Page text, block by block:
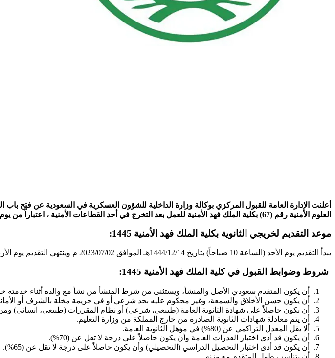
العلوم الأمنية رقم (67) بكلية الملك فهد الأمنية للعمل بعد التخرج في أحد القطاعات الأمنية ، اعتباراً من يوم الأحد 1444/12/14هـ حتى يوم الأربعاء 1444/12/17هـ .
موعد التقديم لخريجي الثانوية بكلية الملك فهد الأمنية 1445:
يبدأ التقديم يوم الأحد (الساعة 10 صباحاً) بتاريخ 1444/12/14هـ الموافق 2023/07/02 م وينتهي التقديم يوم الأربعاء (الساعة 10 صباحاً) بتاريخ 1444/12/17هـ الموافق 2023/07/05م.
شروط وضوابط القبول في كلية الملك فهد الأمنية 1445:
أن يكون المتقدم سعودي الأصل والمنشأ، ويستثنى من شرط المنشأ من نشأ مع والده أثناء خدمته
أن يكون حسن الأخلاق والسمعة، وغير محكوم عليه بحد شرعي أو في جريمة مخلة بالشرف أو
أن يكون حاصلاً على شهادة الثانوية العامة (طبيعي، شرعي) أو نظام المقررات (طبيعي، انساني) ومن
أن يتم معادلة شهادات الثانوية الصادرة من خارج المملكة من وزارة التعليم.
ألا يقل المعدل التراكمي عن (80%) في مؤهل الثانوية العامة.
أن يكون قد أدى اختبار القدرات العامة وأن يكون حاصلاً على درجة لا تقل عن (70%).
أن يكون قد أدى اختبار التحصيل الدراسي (التحصيلي) وأن يكون حاصلاً على درجة لا تقل عن (65%).
أن يتناسب طول المتقدم مع وزنه.